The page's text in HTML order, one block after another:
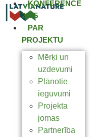
KONFERENCE
2025
PAR
PROJEKTU
Mērķi un
uzdevumi
Plānotie
ieguvumi
Projekta
jomas
Partnerība